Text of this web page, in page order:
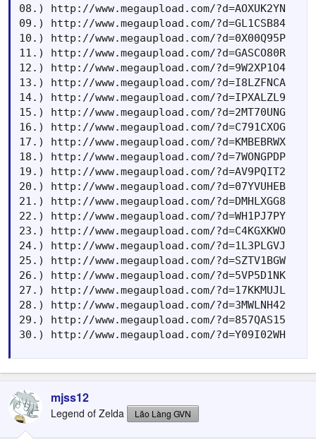
08.) http://www.megaupload.com/?d=AOXUK2YN
09.) http://www.megaupload.com/?d=GL1CSB84
10.) http://www.megaupload.com/?d=0X00Q95P
11.) http://www.megaupload.com/?d=GASCO80R
12.) http://www.megaupload.com/?d=9W2XP1O4
13.) http://www.megaupload.com/?d=I8LZFNCA
14.) http://www.megaupload.com/?d=IPXALZL9
15.) http://www.megaupload.com/?d=2MT70UNG
16.) http://www.megaupload.com/?d=C791CXOG
17.) http://www.megaupload.com/?d=KMBEBRWX
18.) http://www.megaupload.com/?d=7WONGPDP
19.) http://www.megaupload.com/?d=AV9PQIT2
20.) http://www.megaupload.com/?d=07YVUHEB
21.) http://www.megaupload.com/?d=DMHLXGG8
22.) http://www.megaupload.com/?d=WH1PJ7PY
23.) http://www.megaupload.com/?d=C4KGXKWO
24.) http://www.megaupload.com/?d=1L3PLGVJ
25.) http://www.megaupload.com/?d=SZTV1BGW
26.) http://www.megaupload.com/?d=5VP5D1NK
27.) http://www.megaupload.com/?d=17KKMUJL
28.) http://www.megaupload.com/?d=3MWLNH42
29.) http://www.megaupload.com/?d=857QAS15
30.) http://www.megaupload.com/?d=Y09I02WH
mjss12
Legend of Zelda Lão Làng GVN